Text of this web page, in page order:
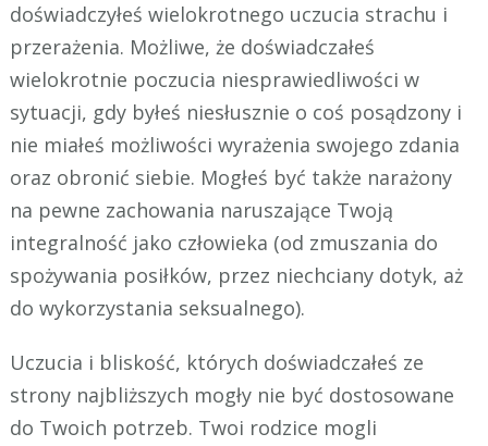
doświadczyłeś wielokrotnego uczucia strachu i
przerażenia. Możliwe, że doświadczałeś
wielokrotnie poczucia niesprawiedliwości w
sytuacji, gdy byłeś niesłusznie o coś posądzony i
nie miałeś możliwości wyrażenia swojego zdania
oraz obronić siebie. Mogłeś być także narażony
na pewne zachowania naruszające Twoją
integralność jako człowieka (od zmuszania do
spożywania posiłków, przez niechciany dotyk, aż
do wykorzystania seksualnego).
Uczucia i bliskość, których doświadczałeś ze
strony najbliższych mogły nie być dostosowane
do Twoich potrzeb. Twoi rodzice mogli